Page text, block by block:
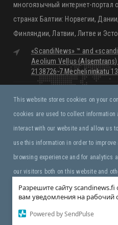
Разрешите сайту scandinews.fi
вам уведомления на рабочий
Powered by SendPulse
многоязычный интернет-портал
странах Балтии: Норвегии,
Финляндии, Латвии, Литве и
«ScandiNews» ™ and
Aeolium Vellus (Alsemtrans)
2138726-7 Mechelininkatu
Monday - Friday:09:00 -
Saturday, Sunday:
Closed
Правила и условия
Copyright ©
This website stores cookies on your
cookies are used to collect information
interact with our website and allow us
use this information in order to
browsing experience and for analytics
our visitors both on this website and
more about the cookies we use, see our
decline, your information won’t be
website. A single cookie will be used in